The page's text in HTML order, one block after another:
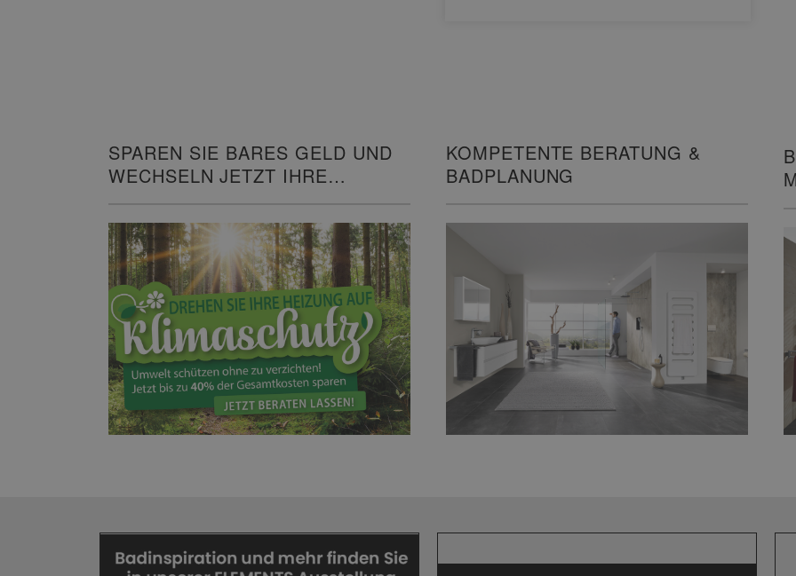
SPAREN SIE BARES GELD UND
WECHSELN JETZT IHRE
KOMPETENTE BERATUNG &
BADPLANUNG